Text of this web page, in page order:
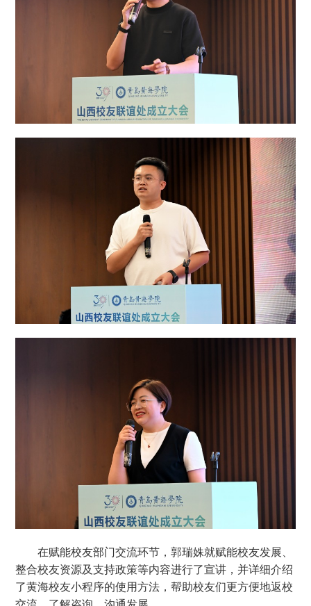
在赋能校友部门交流环节，郭瑞姝就赋能校友发展、
整合校友资源及支持政策等内容进行了宣讲，并详细介绍
了黄海校友小程序的使用方法，帮助校友们更方便地返校